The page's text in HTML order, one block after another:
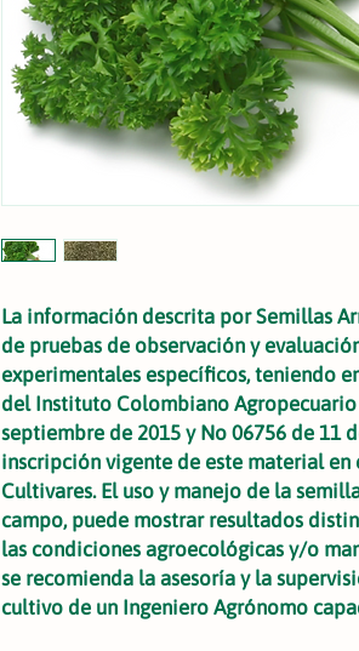
La información descrita por Semillas
de pruebas de observación y
experimentales específicos, teniendo
del Instituto Colombiano Agropecuario
septiembre de 2015 y No 06756 de 11
inscripción vigente de este material en
Cultivares. El uso y manejo de la
campo, puede mostrar resultados
las condiciones agroecológicas y/o
se recomienda la asesoría y la
cultivo de un Ingeniero Agrónomo